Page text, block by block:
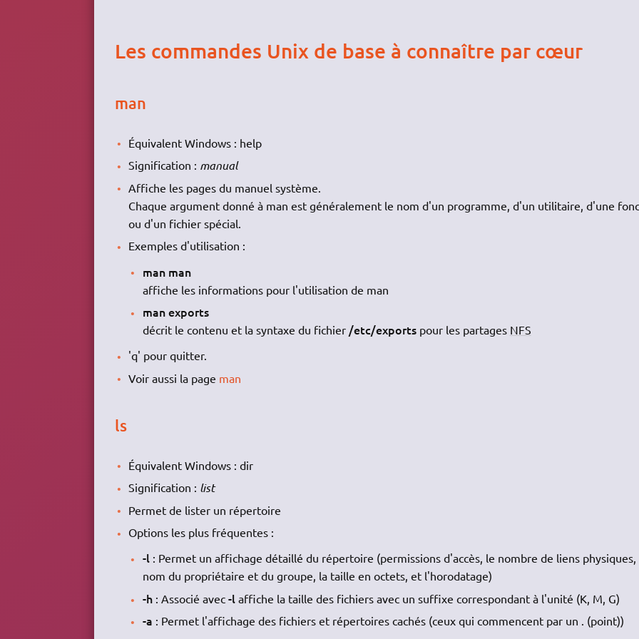
Les commandes Unix de base à connaître par cœur
man
Équivalent Windows : help
Signification : manual
Affiche les pages du manuel système.
Chaque argument donné à man est généralement le nom d'un programme, d'un utilitaire, d'une
ou d'un fichier spécial.
Exemples d'utilisation :
man man
affiche les informations pour l'utilisation de man
man exports
décrit le contenu et la syntaxe du fichier /etc/exportspour les partages NFS
'q' pour quitter.
Voir aussi la page man
ls
Équivalent Windows : dir
Signification : list
Permet de lister un répertoire
Options les plus fréquentes :
-l: Permet un affichage détaillé du répertoire (permissions d'accès, le nombre de liens physiques,
nom du propriétaire et du groupe, la taille en octets, et l'horodatage)
-h: Associé avec -l affiche la taille des fichiers avec un suffixe correspondant à l'unité (K, M, G)
-a : Permet l'affichage des fichiers et répertoires cachés (ceux qui commencent par un . (point))